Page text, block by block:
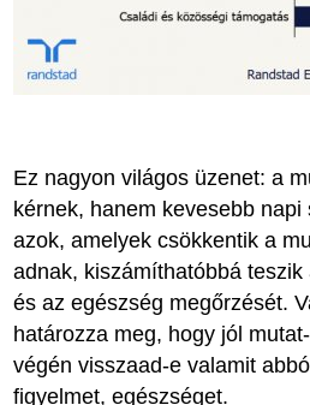
Ez nagyon világos üzenet: a
kérnek, hanem kevesebb
azok, amelyek csökkentik a
adnak, kiszámíthatóbbá
és az egészség megőrzését.
határozza meg, hogy jól
végén visszaad-e valamit
figyelmet, egészséget.